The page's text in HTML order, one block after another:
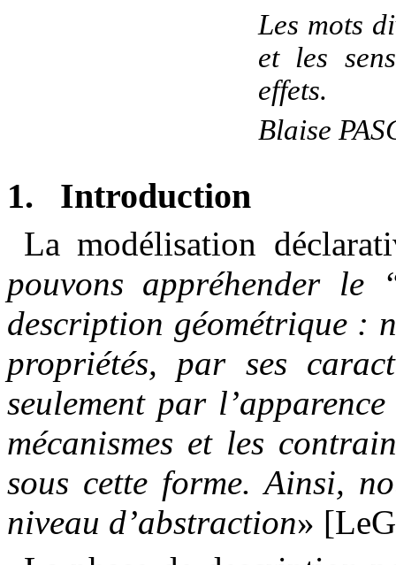
Les mots
et les
effets.
Blaise
1. Introduction
La modélisation
pouvons appréhender le
description géométrique :
propriétés, par ses
seulement par
mécanismes et les
sous cette forme. Ainsi,
niveau d’abstraction»